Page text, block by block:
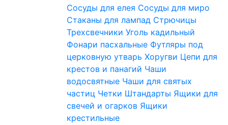
Сосуды для елея Сосуды для миро
Стаканы для лампад Стрючицы
Трехсвечники Уголь кадильный
Фонари пасхальные Футляры под
церковную утварь Хоругви Цепи для
крестов и панагий Чаши
водосвятные Чаши для святых
частиц Четки Штандарты Ящики для
свечей и огарков Ящики
крестильные